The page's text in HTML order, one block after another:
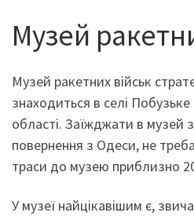
Музей
Музей ракетних військ
знаходиться в селі Побузьке
області. Заїжджати в музей
повернення з Одеси, не
траси до музею приблизно
У музеї найцікавішим є,